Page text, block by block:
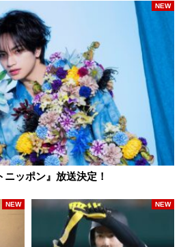
ニッポン』放送決定！
NEW
NEW NEW